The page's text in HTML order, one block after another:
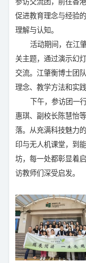
参访交流团，前往香
促进教育理念与经验
理解与认知。
活动期间，在江
关主题，通过演示幻
交流。江肇衡博士团
理念、教学方法和实践
下午，参访团一
惠琪、副校长陈慧怡
落。从充满科技魅力
印与无人机课堂，到
坊，每一处都彰显着
访教师们深受启发。